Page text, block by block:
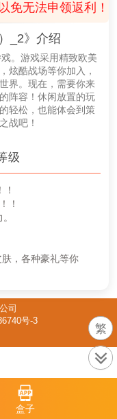
免无法申领返利！
_2》介绍
。游戏采用精致欧美
炫酷战场等你加入，
界。现在，需要你来
阵容！休闲放置的玩
轻松，也能体会到策
战吧！
级
！
，各种豪礼等你
繁
司
号-3
盒子